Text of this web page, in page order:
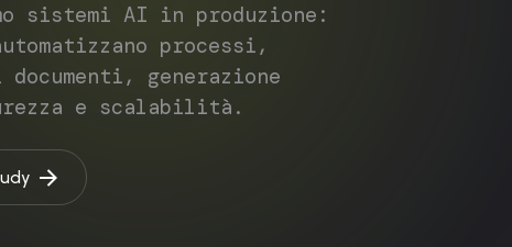
sistemi AI in produzione:
processi,
generazione
e scalabilità.